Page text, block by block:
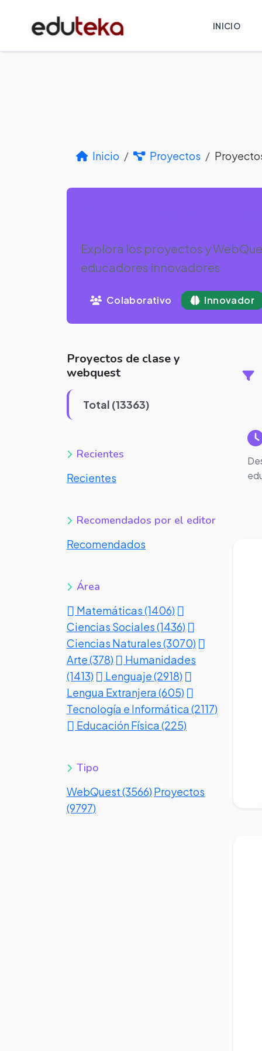
INICIO
Inicio Proyectos
Explora los proyectos y
educadores innovadores
Colaborativo Innovador
Proyectos de clase y
webquest
Total (13363)
Recientes
Recientes
Recomendados por el editor
Recomendados
Área
Matemáticas (1406)
Ciencias Sociales (1436)
Ciencias Naturales (3070)
Arte (378)
Humanidades
(1413)
Lenguaje (2918)
Lengua Extranjera (605)
Tecnología e Informática (2117)
Educación Física (225)
Tipo
WebQuest (3566) Proyectos
(9797)